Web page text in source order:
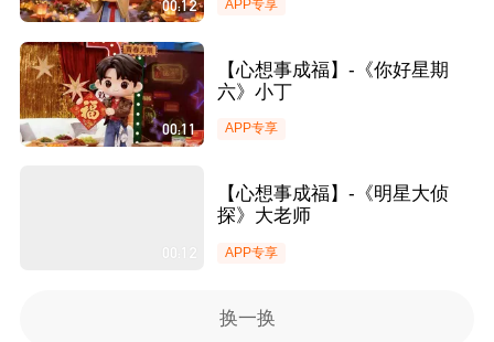
00:12 APP专享
00:11
【心想事成福】-《你好星期
六》小丁
APP专享
00:12
【心想事成福】-《明星大侦
探》大老师
APP专享
换一换